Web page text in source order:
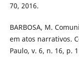
70, 2016.
BARBOSA, M.
em atos narrativos.
Paulo, v. 6, n. 16, p.